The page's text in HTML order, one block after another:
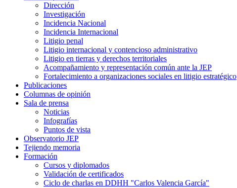
Dirección
Investigación
Incidencia Nacional
Incidencia Internacional
Litigio penal
Litigio internacional y contencioso administrativo
Litigio en tierras y derechos territoriales
Acompañamiento y representación común ante la JEP
Fortalecimiento a organizaciones sociales en litigio estratégico
Publicaciones
Columnas de opinión
Sala de prensa
Noticias
Infografías
Puntos de vista
Observatorio JEP
Tejiendo memoria
Formación
Cursos y diplomados
Validación de certificados
Ciclo de charlas en DDHH "Carlos Valencia García"